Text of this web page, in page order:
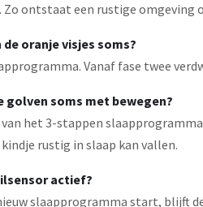
ontstaat een rustige omgeving
oranje visjes soms?
Vanaf fase twee
golven soms met bewegen?
het 3-stappen
rustig in slaap kan vallen.
actief?
slaapprogramma start, blijft